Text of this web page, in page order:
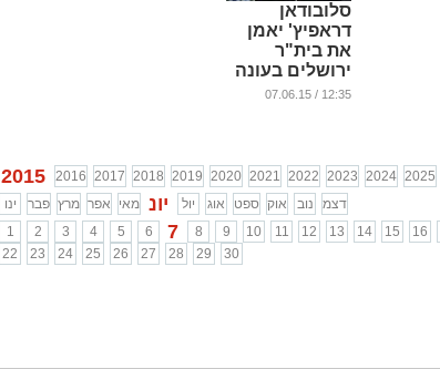
סלובודאן
דראפיץ' יאמן
את בית"ר
ירושלים בעונה
הבאה.
הקבוצה
...
12:35 / 07.06.15
2015 2016 2017 2018 2019 2020 2021 2022 2023 2024 2025
ינו
פבר מרץ אפר מאי יונ יול אוג ספט אוק נוב
דצמ
1
2 3 4 5 6 7 8 9 10 11 12 13 14 15 16
22
23 24 25 26 27 28 29 30